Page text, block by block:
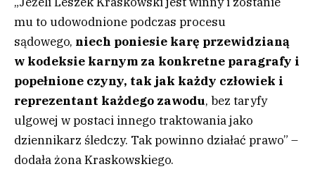
mu to udowodnione podczas procesu
sądowego, niech poniesie karę przewidzianą
w kodeksie karnym za konkretne paragrafy i
popełnione czyny, tak jak każdy człowiek i
reprezentant każdego zawodu, bez taryfy
ulgowej w postaci innego traktowania jako
dziennikarz śledczy. Tak powinno działać prawo” –
dodała żona Kraskowskiego.